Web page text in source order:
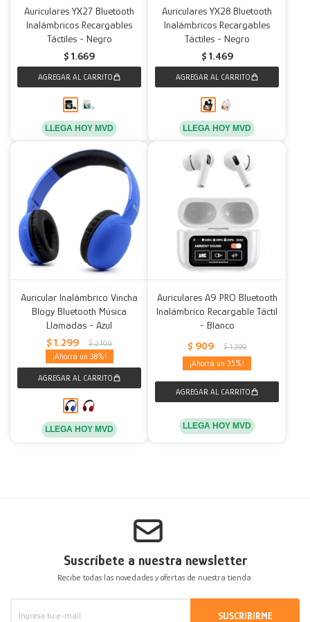
Auriculares YX27 Bluetooth
Inalámbricos Recargables
Táctiles - Negro
$ 1.669
LLEGA HOY MVD
Auriculares YX28 Bluetooth
Inalámbricos Recargables
Táctiles - Negro
$ 1.469
LLEGA HOY MVD
Auricular Inalámbrico Vincha
Blogy Bluetooth Música
Llamadas - Azul
$ 1.299 $ 2.100
38
LLEGA HOY MVD
Auriculares A9 PRO Bluetooth
Inalámbrico Recargable Táctil
- Blanco
$ 909 $ 1.399
35
LLEGA HOY MVD
Suscríbete a nuestra newsletter
Recibe todas las novedades y ofertas de nuestra tienda.
SUSCRIBIRME
Mesas
Calefactores
Acolchados y Frazadas
Decoración
Accesorios para el hogar
Herramientas
Accesorios
Muebles Infantiles